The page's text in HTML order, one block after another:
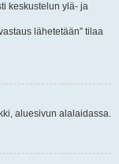
keskustelun ylä- ja
lähetetään” tilaa
aluesivun alalaidassa.